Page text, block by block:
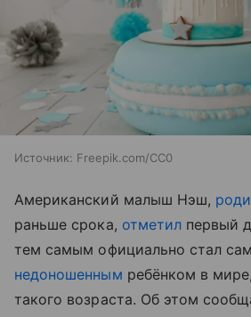
Источник: Freepik.com/CC0
Американский малыш Нэш,
раньше срока, отметил первый
тем самым официально стал
недоношенным ребёнком в
такого возраста. Об этом